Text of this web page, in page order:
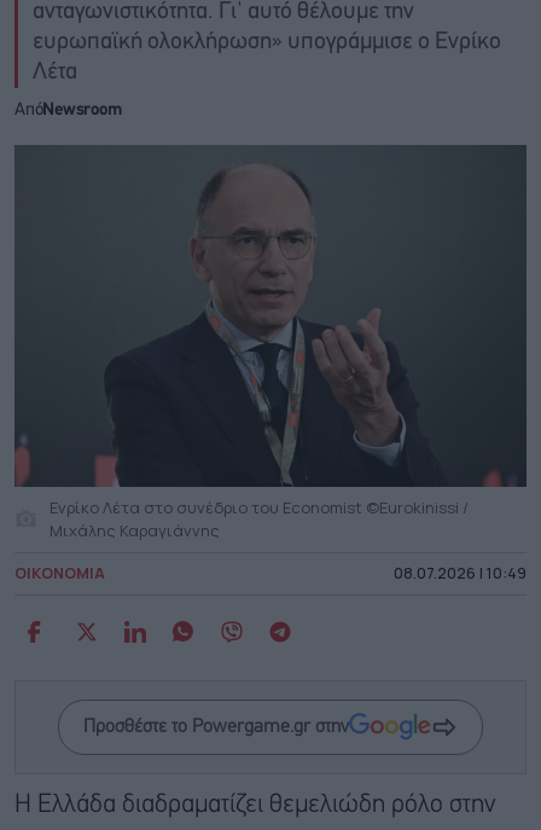
ανταγωνιστικότητα. Γι' αυτό θέλουμε την
ευρωπαϊκή ολοκλήρωση» υπογράμμισε ο Ενρίκο
Λέτα
ΑπόNewsroom
Ενρίκο Λέτα στο συνέδριο του Economist ©Eurokinissi /
Μιχάλης Καραγιάννης
ΟΙΚΟΝΟΜΙΑ 08.07.2026 | 10:49
Προσθέστε το Powergame.gr στην
Η Ελλάδα διαδραματίζει θεμελιώδη ρόλο στην